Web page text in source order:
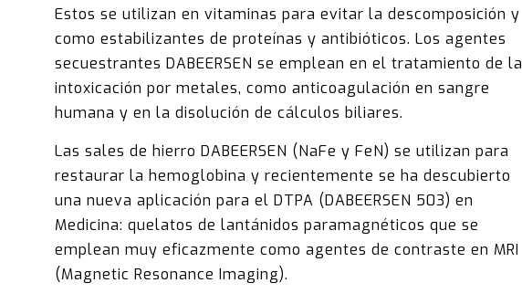
Estos se utilizan en vitaminas para evitar la descomposición y
como estabilizantes de proteínas y antibióticos. Los agentes
secuestrantes DABEERSEN se emplean en el tratamiento de la
intoxicación por metales, como anticoagulación en sangre
humana y en la disolución de cálculos biliares.
Las sales de hierro DABEERSEN (NaFe y FeN) se utilizan para
restaurar la hemoglobina y recientemente se ha descubierto
una nueva aplicación para el DTPA (DABEERSEN 503) en
Medicina: quelatos de lantánidos paramagnéticos que se
emplean muy eficazmente como agentes de contraste en MRI
(Magnetic Resonance Imaging).